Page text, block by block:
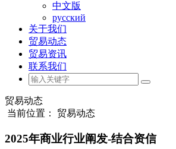
中文版
русский
关于我们
贸易动态
贸易资讯
联系我们
贸易动态
当前位置： 贸易动态
2025年商业行业阐发-结合资信